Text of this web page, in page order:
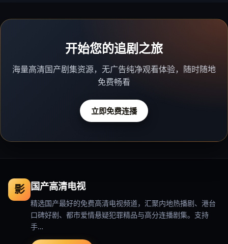
开始您的追剧之旅
海量高清国产剧集资源，无广告纯净观看体验，随时随地
免费畅看
立即免费连播
影 国产高清电视
精选国产最好的免费高清电视频道，汇聚内地热播剧、港台
口碑好剧、都市爱情悬疑犯罪精品与高分连播剧集。支持
手…